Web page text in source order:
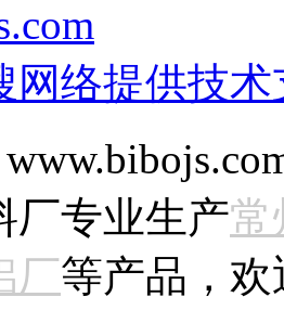
网络提供技术
厂专业生产常
厂等产品，